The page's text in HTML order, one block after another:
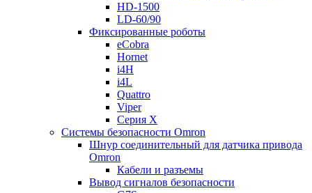
HD-1500
LD-60/90
Фиксированные роботы
eCobra
Hornet
i4H
i4L
Quattro
Viper
Серия X
Системы безопасности Omron
Шнур соединительный для датчика привода
Omron
Кабели и разъемы
Вывод сигналов безопасности